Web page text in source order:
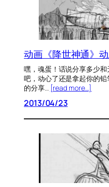
动画《降世神通》
嘿，魂蛋！话说分享多少
吧，动心了还是拿起你的
的分享… [read more…]
2013/04/23